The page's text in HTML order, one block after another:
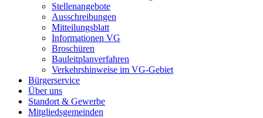
Stellenangebote
Ausschreibungen
Mitteilungsblatt
Informationen VG
Broschüren
Bauleitplanverfahren
Verkehrshinweise im VG-Gebiet
Bürgerservice
Über uns
Standort & Gewerbe
Mitgliedsgemeinden